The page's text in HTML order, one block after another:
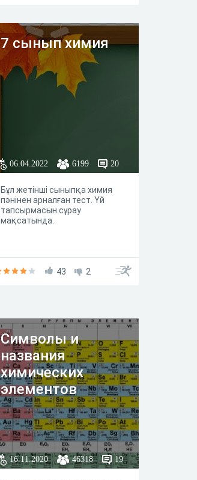
расчётов по химическим
формулам
7 сынып химия
06.04.2022 6199 20
Бұл жетінші сыныпқа химия
пәнінен арналған тест. Үй
тапсырмасын сұрау
мақсатында.
43 2
Символы и
названия
химических
элементов
16.11.2020 46318 19